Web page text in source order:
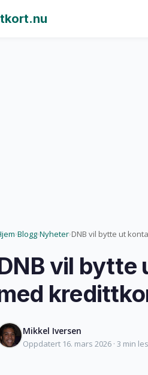
›Blogg›Nyheter›DNB vil bytte ut
vil bytte
Mikkel Iversen
Oppdatert 16. mars 2026 · 3 min